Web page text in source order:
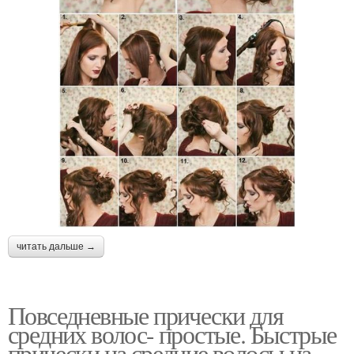
читать дальше →
Повседневные прически для
средних волос- простые. Быстрые